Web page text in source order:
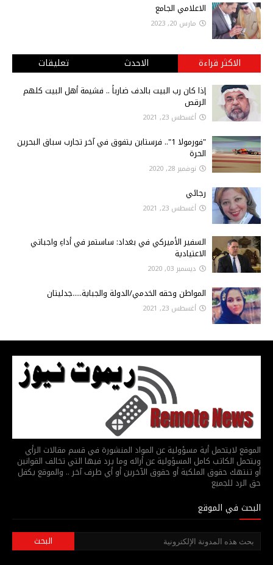
الاعلامي الجامع
مارس 20, 2023
الاكثر قراءة الاحدث تعليقات
إذا كان رب البيت بالدف ضارباً .. فشيمة أهل البيت كلهم
الرقص
أغسطس 23, 2021
"فورمولا 1".. فرستابن يتفوق في آخر تجارب سباق البحرين
الحرة
نوفمبر 28, 2020
رجائي
أغسطس 23, 2021
السفير الأميركي في بغداد: ساستمر في أداءِ واجباتي
الاعتيادية
ديسمبر 03, 2020
المواطن وحقه الخدمي/الدولة والجباية.....جدليتان
أغسطس 23, 2021
الموقع لايتحمل أية مسؤولية عن المواد المنشورة في قسم مقالات الرأي
ويتحمل الكاتب كامل المسؤولية عن أرائه وما يرد فيها التي تخالف القوانين
أو تنتهك حقوق الملكية أو حقوق الآخرين أو أي طرف آخر .. والموقع يكفل
حق الرد للجميع
البحث في الموقع